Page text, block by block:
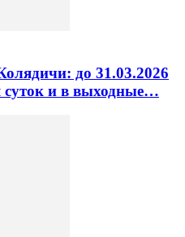
до 31.03.2026
суток и в выходные…